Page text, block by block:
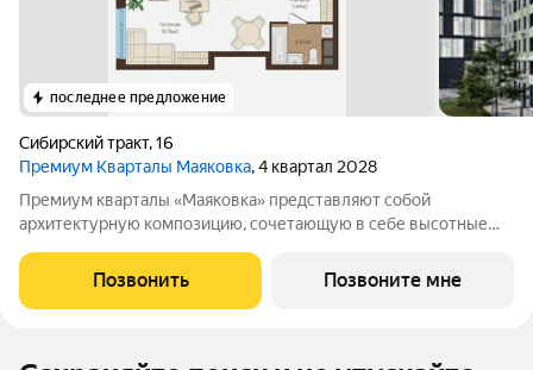
последнее предложение
Сибирский тракт,16
Премиум Кварталы Маяковка, 4 квартал 2028
Премиум кварталы «Маяковка» представляют собой
архитектурную композицию, сочетающую в себе высотные
сооружение высотных башен существенно выделяется на
фоне городского ландшафта, создавая
Позвонить Позвоните мне